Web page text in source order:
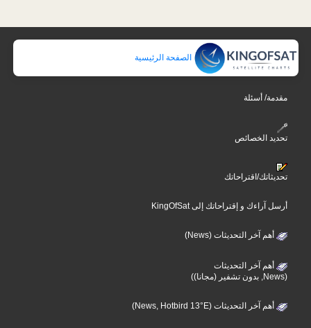
الصفحة الرئيسية
مقدمة/ أسئلة
تحديد الخصائص
تحديثاتك/اقتراحاتك
أرسل آراءك و إقتراحاتك إلى KingOfSat
أهم آخر التحديثات (News)
أهم آخر التحديثات
(News, بدون تشفير (مجانا))
أهم آخر التحديثات (News, Hotbird 13°E)